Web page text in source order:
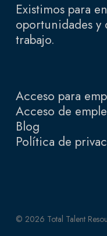
Existimos para
oportunidades y
trabajo.
Acceso para
Acceso de
Blog
Política de
© 2026 Total Talent